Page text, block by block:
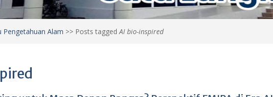
Alam >> Posts taggedAI bio-inspired